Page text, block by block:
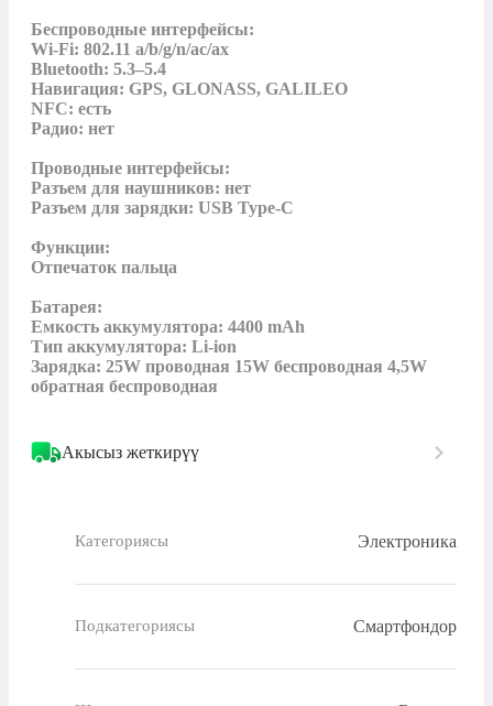
Беспроводные интерфейсы:
Wi-Fi: 802.11 a/b/g/n/ac/ax
Bluetooth: 5.3–5.4
Навигация: GPS, GLONASS, GALILEO
NFC: есть
Радио: нет
Проводные интерфейсы:
Разъем для наушников: нет
Разъем для зарядки: USB Type-C
Функции:
Отпечаток пальца
Батарея:
Емкость аккумулятора: 4400 mAh
Тип аккумулятора: Li-ion
Зарядка: 25W проводная 15W беспроводная 4,5W
обратная беспроводная
Акысыз жеткирүү
Категориясы Электроника
Подкатегориясы Смартфондор